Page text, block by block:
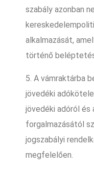
szabály azonban
alkalmazását,
történő
5. A vámraktárba
jövedéki
jövedéki adóról és
forgalmazásától
jogszabályi
megfelelően.